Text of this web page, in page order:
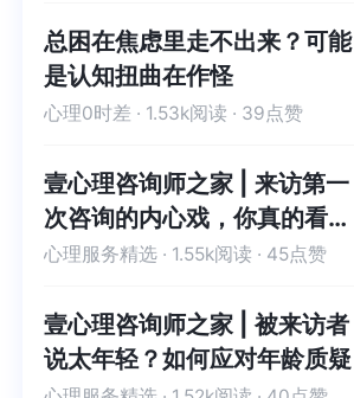
总困在焦虑里走不出来？可能
是认知扭曲在作怪
心理0时差 · 1.53k阅读 · 39点赞
壹心理咨询师之家 | 来访第一
次咨询的内心戏，你真的看懂
了吗？
心理服务精选 · 1.55k阅读 · 45点赞
壹心理咨询师之家 | 被来访者
说太年轻？如何应对年龄质疑